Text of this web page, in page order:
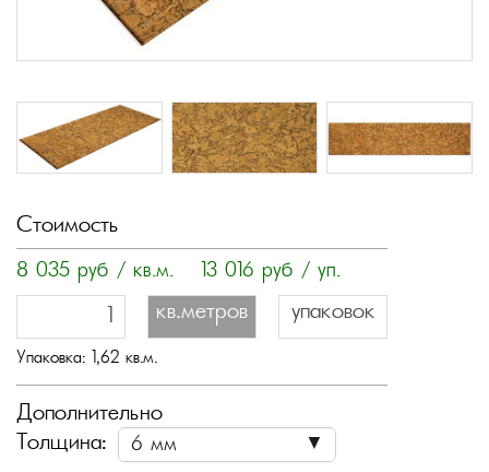
Стоимость
8 035 руб / кв.м. 13 016 руб / уп.
кв.метров упаковок
Упаковка: 1,62 кв.м.
Дополнительно
Толщина: